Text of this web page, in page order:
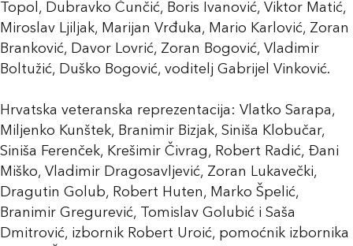
Topol, Dubravko Čunčić, Boris Ivanović, Viktor Matić,
Miroslav Ljiljak, Marijan Vrđuka, Mario Karlović, Zoran
Branković, Davor Lovrić, Zoran Bogović, Vladimir
Boltužić, Duško Bogović, voditelj Gabrijel Vinković.
Hrvatska veteranska reprezentacija: Vlatko Sarapa,
Miljenko Kunštek, Branimir Bizjak, Siniša Klobučar,
Siniša Ferenček, Krešimir Čivrag, Robert Radić, Đani
Miško, Vladimir Dragosavljević, Zoran Lukavečki,
Dragutin Golub, Robert Huten, Marko Špelić,
Branimir Gregurević, Tomislav Golubić i Saša
Dmitrović, izbornik Robert Uroić, pomoćnik izbornika